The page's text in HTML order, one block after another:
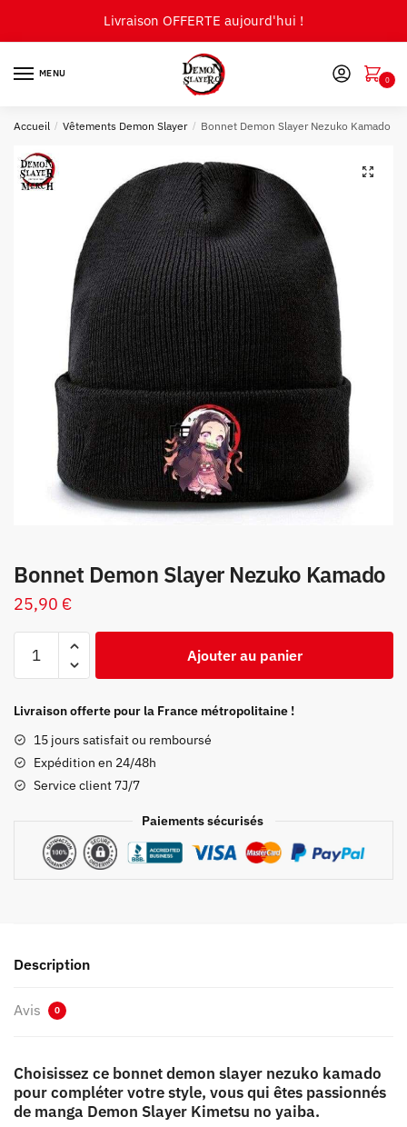
Livraison OFFERTE aujourd'hui !
MENU
0
Accueil / Vêtements Demon Slayer / Bonnet Demon Slayer Nezuko Kamado
🔍
Bonnet Demon Slayer Nezuko Kamado
25,90 €
Demon
Nezuko
Kamado
Ajouter au panier
Livraison offerte pour la France métropolitaine !
15 jours satisfait ou remboursé
Expédition en 24/48h
Service client 7J/7
Paiements sécurisés
Description
Avis 0
Choisissez ce bonnet demon slayer nezuko kamado
pour compléter votre style, vous qui êtes passionnés
de manga Demon Slayer Kimetsu no yaiba.